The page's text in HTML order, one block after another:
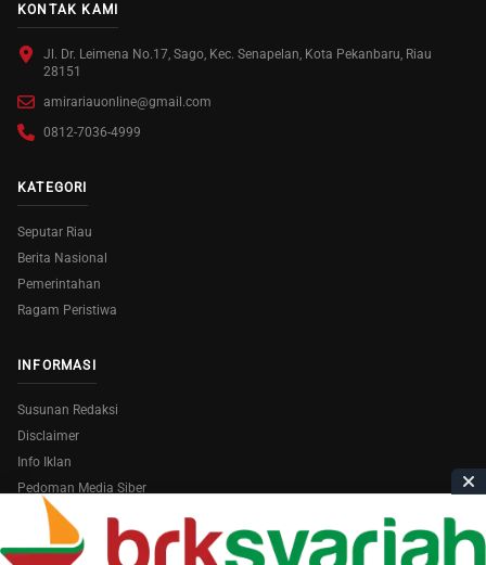
KONTAK KAMI
Jl. Dr. Leimena No.17, Sago, Kec. Senapelan, Kota Pekanbaru, Riau
28151
amirariauonline@gmail.com
0812-7036-4999
KATEGORI
Seputar Riau
Berita Nasional
Pemerintahan
Ragam Peristiwa
INFORMASI
Susunan Redaksi
Disclaimer
Info Iklan
Pedoman Media Siber